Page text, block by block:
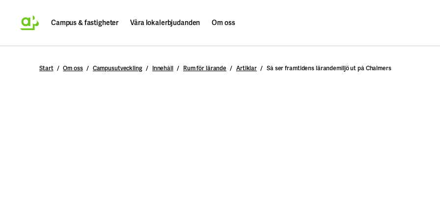
Campus & fastigheter Våra lokalerbjudanden Om oss
Sök
Start Om oss Campusutveckling Innehåll Rum för lärande Artiklar Så ser framtidens lärandemiljö ut på Chalmers